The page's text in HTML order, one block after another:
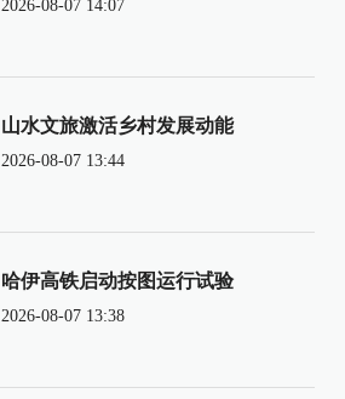
2026-08-07 14:07
山水文旅激活乡村发展动能
2026-08-07 13:44
哈伊高铁启动按图运行试验
2026-08-07 13:38